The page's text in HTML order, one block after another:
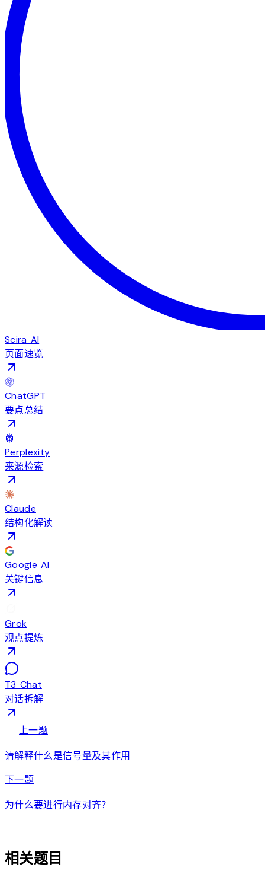
Scira AI
页面速览
ChatGPT
要点总结
Perplexity
来源检索
Claude
结构化解读
Google AI
关键信息
Grok
观点提炼
T3 Chat
对话拆解
上一题
请解释什么是信号量及其作用
下一题arrow_forward
为什么要进行内存对齐？
相关题目